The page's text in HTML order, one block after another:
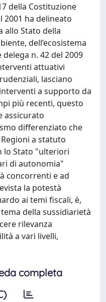
della Costituzione
2001 ha delineato
allo Stato della
dell’ecosistema
n. 42 del 2009
attuativi
lasciano
a supporto da
più recenti, questo
assicurato
differenziato che
a statuto
lo Stato "ulteriori
di autonomia"
concorrenti e ad
la potestà
ai temi fiscali, è,
della sussidiarietà
rilevanza
a vari livelli,
completa